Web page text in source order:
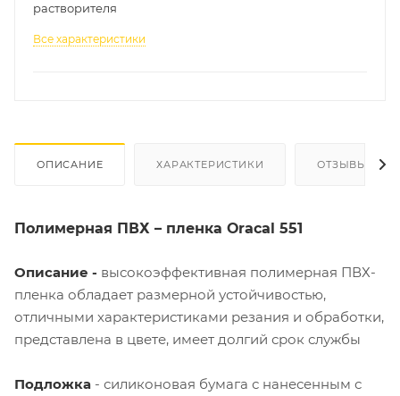
растворителя
Все характеристики
ОПИСАНИЕ ХАРАКТЕРИСТИКИ ОТЗЫВЫ
Полимерная ПВХ – пленка Oracal 551
Описание - высокоэффективная полимерная ПВХ-
пленка обладает размерной устойчивостью,
отличными характеристиками резания и обработки,
представлена в цвете, имеет долгий срок службы
Подложка - силиконовая бумага с нанесенным с